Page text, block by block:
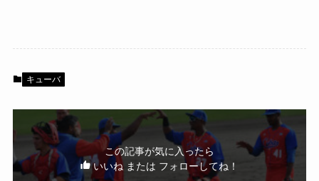
キューバ
この記事が気に入ったら
いいね または フォローしてね！